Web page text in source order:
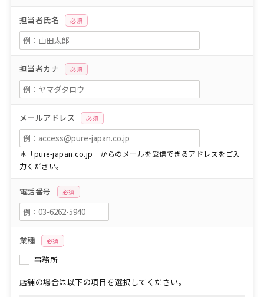
担当者氏名 必須
担当者カナ 必須
メールアドレス 必須
＊「pure-japan.co.jp」からのメールを受信できるアドレスをご入
力ください。
電話番号 必須
業種 必須
事務所
店舗の場合は以下の項目を選択してください。